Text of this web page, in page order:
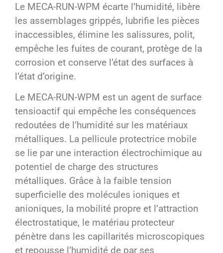
Le MECA-RUN-WPM écarte l’humidité, libère
les assemblages grippés, lubrifie les pièces
inaccessibles, élimine les salissures, polit,
empêche les fuites de courant, protège de la
corrosion et conserve l’état des surfaces à
l’état d’origine.
Le MECA-RUN-WPM est un agent de surface
tensioactif qui empêche les conséquences
redoutées de l’humidité sur les matériaux
métalliques. La pellicule protectrice mobile
se lie par une interaction électrochimique au
potentiel de charge des structures
métalliques. Grâce à la faible tension
superficielle des molécules ioniques et
anioniques, la mobilité propre et l’attraction
électrostatique, le matériau protecteur
pénètre dans les capillarités microscopiques
et repousse l’humidité de par ses